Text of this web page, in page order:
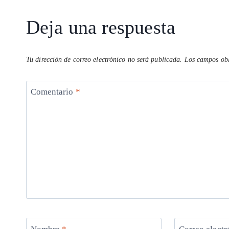
Deja una respuesta
Tu dirección de correo electrónico no será publicada. Los campos
Comentario *